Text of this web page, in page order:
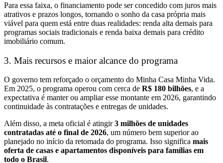
Para essa faixa, o financiamento pode ser concedido com juros mais
atrativos e prazos longos, tornando o sonho da casa própria mais
viável para quem está entre duas realidades: renda alta demais para
programas sociais tradicionais e renda baixa demais para crédito
imobiliário comum.
3. Mais recursos e maior alcance do programa
O governo tem reforçado o orçamento do Minha Casa Minha Vida.
Em 2025, o programa operou com cerca de R$ 180 bilhões, e a
expectativa é manter ou ampliar esse montante em 2026, garantindo
continuidade às contratações e entregas de unidades.
Além disso, a meta oficial é atingir3 milhões de unidades
contratadas até o final de 2026, um número bem superior ao
planejado no início da retomada do programa. Isso significa mais
oferta de casas e apartamentos disponíveis para famílias em
todo o Brasil.